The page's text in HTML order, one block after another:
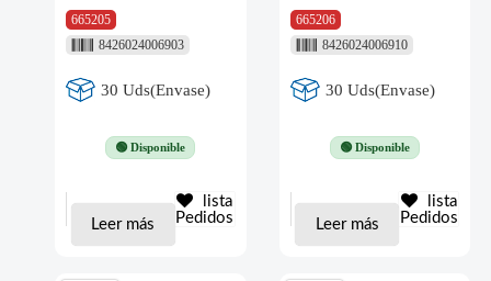
665205
8426024006903
30 Uds(Envase)
🟢 Disponible
Leer más
lista
Pedidos
665206
8426024006910
30 Uds(Envase)
🟢 Disponible
Leer más
lista
Pedidos